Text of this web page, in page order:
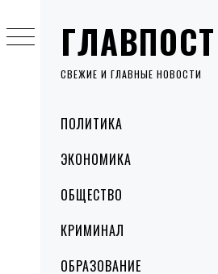
ГЛАВПОСТ
СВЕЖИЕ И ГЛАВНЫЕ НОВОСТИ
MenuПОЛИТИКА
ЭКОНОМИКА
ОБЩЕСТВО
КРИМИНАЛ
ОБРАЗОВАНИЕ
to
content